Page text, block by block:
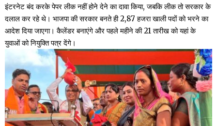
इंटरनेट बंद करके पेपर लीक नहीं होने देने का दावा किया, जबकि लीक तो सरकार के
दलाल कर रहे थे। भाजपा की सरकार बनते ही 2,87 हजरा खाली पदों को भरने का
आदेश दिया जाएगा। कैलेंडर बनाएंगे और पहले महीने की 21 तारीख को यहां के
युवाओं को नियुक्ति पत्र देंगे।